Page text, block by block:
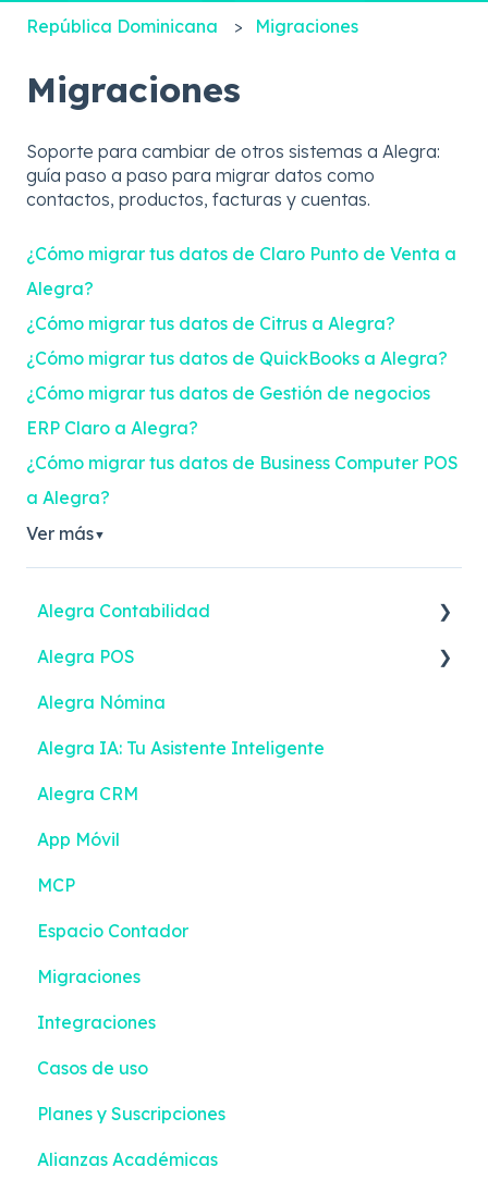
República Dominicana Migraciones
Migraciones
Soporte para cambiar de otros sistemas a Alegra:
guía paso a paso para migrar datos como
contactos, productos, facturas y cuentas.
¿Cómo migrar tus datos de Claro Punto de Venta a
Alegra?
¿Cómo migrar tus datos de Citrus a Alegra?
¿Cómo migrar tus datos de QuickBooks a Alegra?
¿Cómo migrar tus datos de Gestión de negocios
ERP Claro a Alegra?
¿Cómo migrar tus datos de Business Computer POS
a Alegra?
Ver más▼
Alegra Contabilidad
Facturación Electrónica
Ingresos
Gastos
Contactos
Inventario
Bancos
Contabilidad
Reportes Inteligentes
Configuración
Impuestos y Retenciones
Alegra POS
Facturar
Facturación Electrónica
Turnos
Contactos
Inventario
Configuración
Alegra Nómina
Alegra IA: Tu Asistente Inteligente
Alegra CRM
App Móvil
MCP
Espacio Contador
Migraciones
Integraciones
Casos de uso
Planes y Suscripciones
Alianzas Académicas